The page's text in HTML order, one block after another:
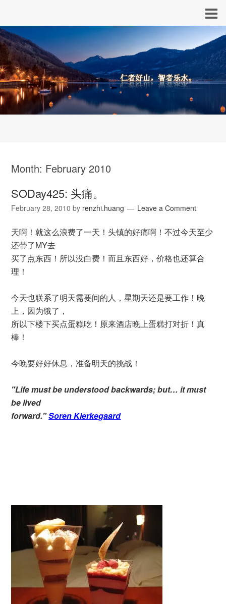
Month: February 2010
SODay425: 头痛。
February 28, 2010 by renzhi.huang Leave a Comment
天啊！就这么浪费了一天！头镇的好痛啊！不过今天至少
还带了MY去
买了点东西！所以没白费！而且东西好，价格也还算合
理！
今天也联系了明天需要间的人，星期天还是要工作！晚
上，因为饿了，
所以下楼下买点蛋糕吃！原来酒店晚上蛋糕打对折！真
棒！
今晚要好好休息，准备明天的挑战！
"Life must be understood backwards; but… it must
be lived
forward."Soren Kierkegaard